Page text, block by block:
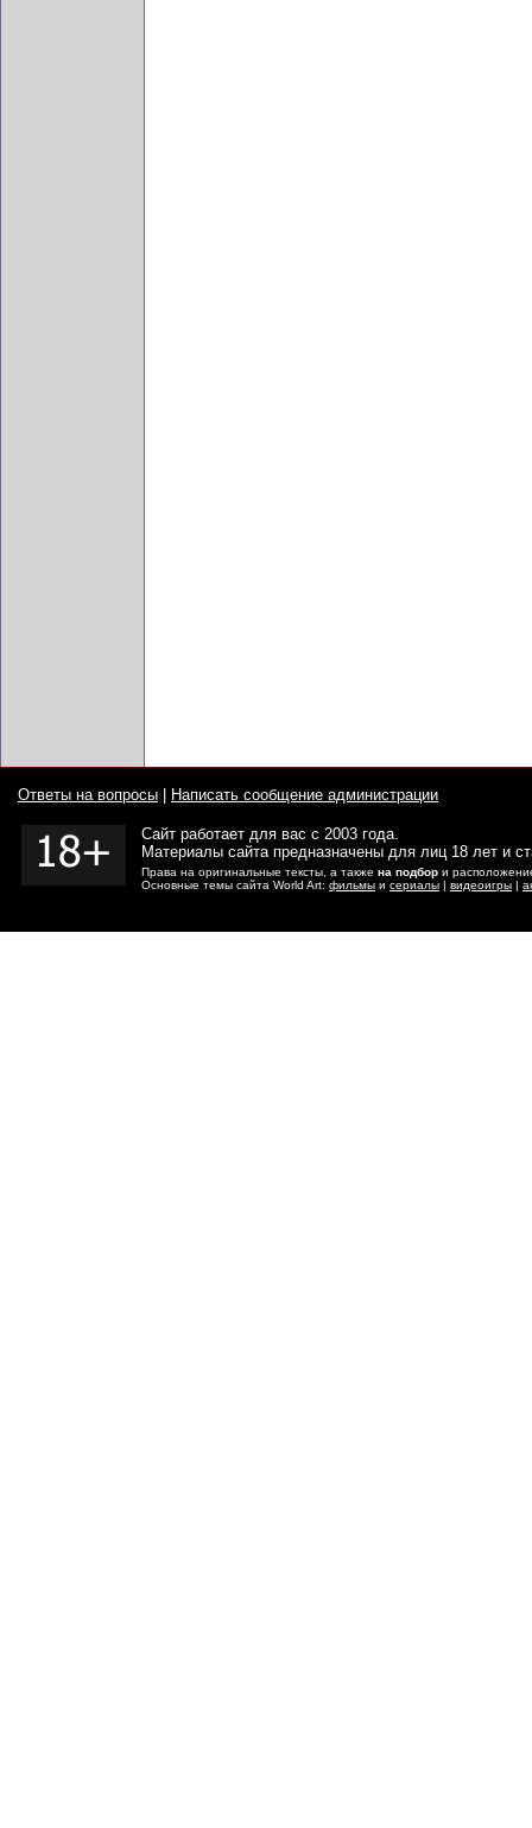
Ответы на вопросы Написать сообщение администрации
Сайт работает для вас с 2003 года.
Материалы сайта предназначены для лиц 18 лет и
Права на оригинальные тексты, а также на подбор и
Основные темы сайта World Art: фильмы и сериалы | видеоигры |